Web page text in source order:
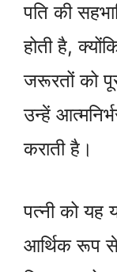
पति की
होती है,
जरूरतों को
उन्हें
कराती है।
पत्नी को यह
आर्थिक रूप